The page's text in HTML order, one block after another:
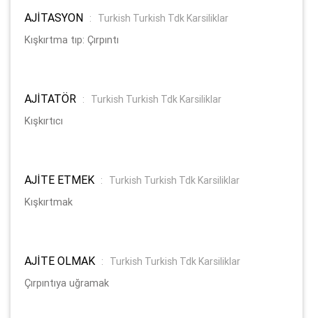
AJİTASYON :
Turkish Turkish Tdk Karsiliklar
Kışkırtma tıp: Çırpıntı
AJİTATÖR :
Turkish Turkish Tdk Karsiliklar
Kışkırtıcı
AJİTE ETMEK :
Turkish Turkish Tdk Karsiliklar
Kışkırtmak
AJİTE OLMAK :
Turkish Turkish Tdk Karsiliklar
Çırpıntıya uğramak